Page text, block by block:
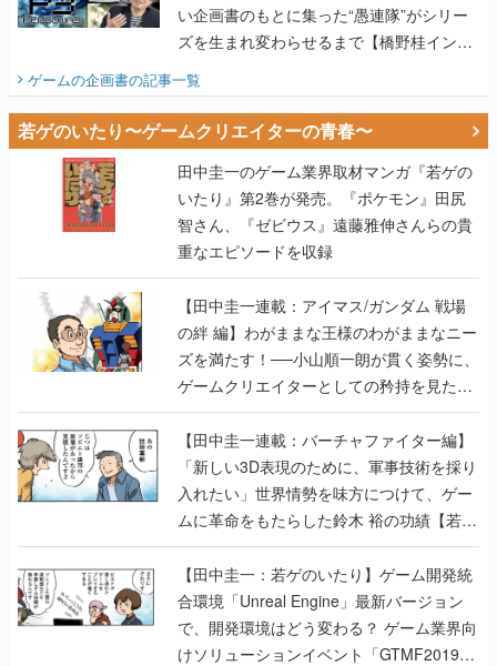
い企画書のもとに集った“愚連隊”がシリー
ズを生まれ変わらせるまで【橋野桂インタ
ゲームの企画書の記事一覧
若ゲのいたり〜ゲームクリエイターの青春〜
田中圭一のゲーム業界取材マンガ『若ゲの
いたり』第2巻が発売。『ポケモン』田尻
智さん、『ゼビウス』遠藤雅伸さんらの貴
重なエピソードを収録
【田中圭一連載：アイマス/ガンダム 戦場
の絆 編】わがままな王様のわがままなニー
ズを満たす！──小山順一朗が貫く姿勢に、
ゲームクリエイターとしての矜持を見た
【若ゲのいたり最終回】
【田中圭一連載：バーチャファイター編】
「新しい3D表現のために、軍事技術を採り
入れたい」世界情勢を味方につけて、ゲー
ムに革命をもたらした鈴木 裕の功績【若ゲ
のいたり】
【田中圭一：若ゲのいたり】ゲーム開発統
合環境「Unreal Engine」最新バージョン
で、開発環境はどう変わる？ ゲーム業界向
けソリューションイベント「GTMF2019」